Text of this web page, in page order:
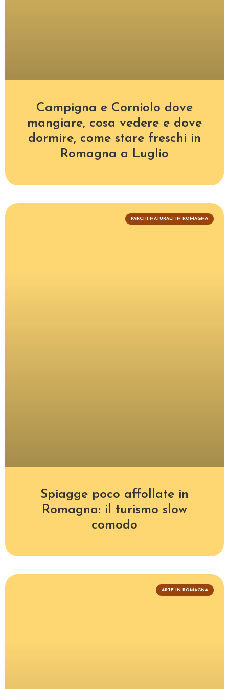
Campigna e Corniolo dove
mangiare, cosa vedere e dove
dormire, come stare freschi in
Romagna a Luglio
PARCHI NATURALI IN ROMAGNA
Spiagge poco affollate in
Romagna: il turismo slow
comodo
ARTE IN ROMAGNA